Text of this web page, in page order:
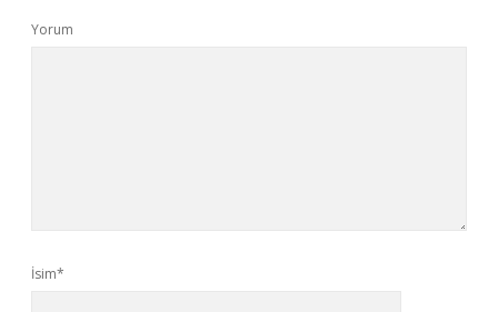
Yorum
İsim*